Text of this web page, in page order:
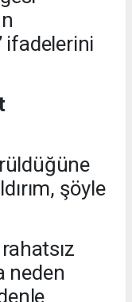
ifadelerini
şöyle
neden